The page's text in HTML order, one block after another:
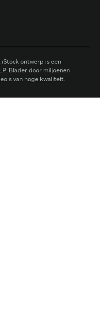
ontwerp is een
Blader door miljoenen
van hoge kwaliteit.